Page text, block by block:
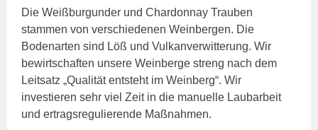
Die Weißburgunder und Chardonnay Trauben
stammen von verschiedenen Weinbergen. Die
Bodenarten sind Löß und Vulkanverwitterung. Wir
bewirtschaften unsere Weinberge streng nach dem
Leitsatz „Qualität entsteht im Weinberg“. Wir
investieren sehr viel Zeit in die manuelle Laubarbeit
und ertragsregulierende Maßnahmen.